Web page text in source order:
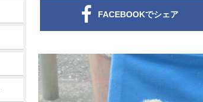
FACEBOOKでシェア